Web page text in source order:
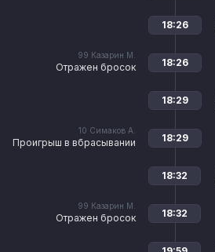
18:26
99 Казарин М.
Отражен бросок 18:26
18:29
10 Симаков А.
Проигрыш в вбрасывании 18:29
18:32
99 Казарин М.
Отражен бросок 18:32